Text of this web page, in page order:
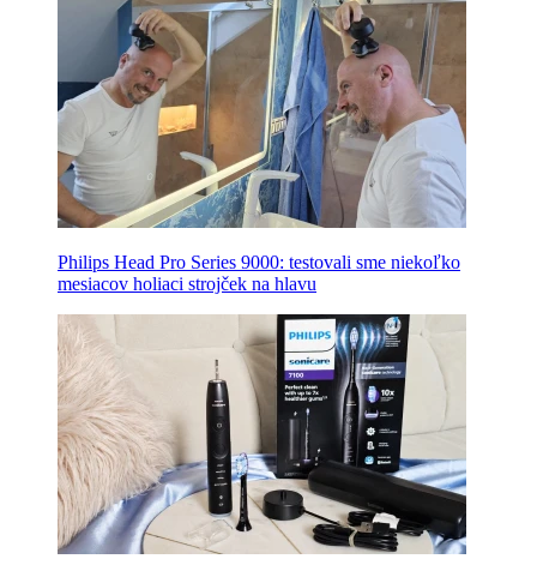
Philips Head Pro Series 9000: testovali sme niekoľko
mesiacov holiaci strojček na hlavu